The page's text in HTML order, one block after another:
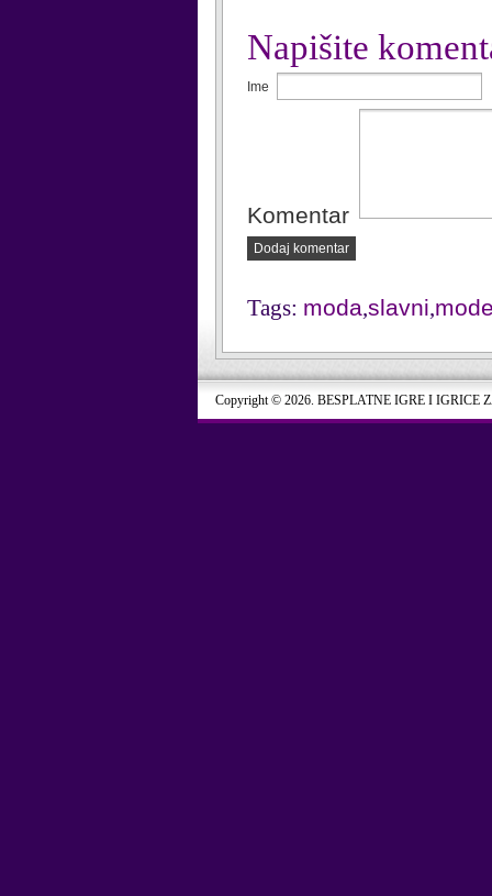
Napišite
Ime
Komentar
Dodaj komentar
Tags: moda,slavni,
Copyright © 2026. BESPLATNE IGRE I IGRICE